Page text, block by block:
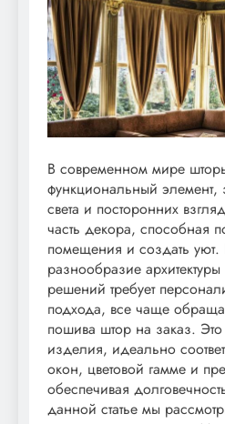
В современном мире
функциональный
света и посторонних
часть декора, способная
помещения и создать
разнообразие
решений требует
подхода, все чаще
пошива штор на заказ. Это
изделия, идеально
окон, цветовой гамме и
обеспечивая
данной статье мы